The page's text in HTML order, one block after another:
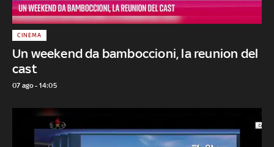
Un weekend da bamboccioni, la reunion del
cast
CINEMA
07 ago - 14:05